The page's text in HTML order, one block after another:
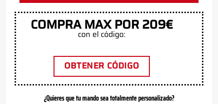
COMPRA MAX POR 209€
con el código:
OBTENER CÓDIGO
¿Quieres que tu mando sea totalmente personalizado?